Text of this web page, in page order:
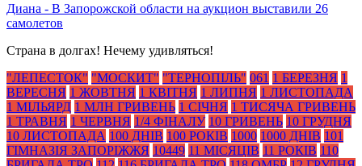
Диана - В Запорожской области на аукцион выставили 26
самолетов
Страна в долгах! Нечему удивляться!
"ЛЕПЕСТОК" "МОСКИТ" "ТЕРНОПІЛЬ" 061 1 БЕРЕЗНЯ 1
ВЕРЕСНЯ 1 ЖОВТНЯ 1 КВІТНЯ 1 ЛИПНЯ 1 ЛИСТОПАДА
1 МІЛЬЯРД 1 МЛН ГРИВЕНЬ 1 СІЧНЯ 1 ТИСЯЧА ГРИВЕНЬ
1 ТРАВНЯ 1 ЧЕРВНЯ 1/4 ФІНАЛУ 10 ГРИВЕНЬ 10 ГРУДНЯ
10 ЛИСТОПАДА 100 ДНІВ 100 РОКІВ 1000 1000 ДНІВ 101
ГІМНАЗІЯ ЗАПОРІЖЖЯ 10449 11 МІСЯЦІВ 11 РОКІВ 110